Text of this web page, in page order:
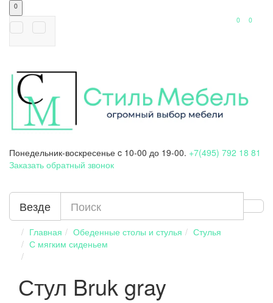
0
0
0
Понедельник-воскресенье c 10-00 до 19-00. +7(495) 792 18 81
Заказать обратный звонок
Везде
Главная Обеденные столы и стулья
Стулья
С мягким сиденьем
Стул Bruk gray